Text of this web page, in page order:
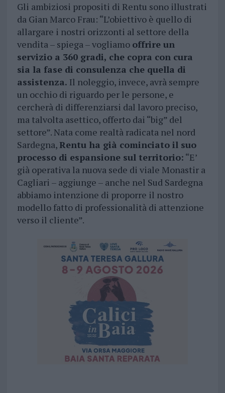
Gli ambiziosi propositi di Rentu sono illustrati
da Gian Marco Frau: “L’obiettivo è quello di
allargare i nostri orizzonti al settore della
vendita – spiega – vogliamo offrire un
servizio a 360 gradi, che copra con cura
sia la fase di consulenza che quella di
assistenza. Il noleggio, invece, avrà sempre
un occhio di riguardo per le persone, e
cercherà di differenziarsi dal lavoro preciso,
ma talvolta asettico, offerto dai “big” del
settore”. Nata come realtà radicata nel nord
Sardegna,Rentu ha già cominciato il suo
processo di espansione sul territorio: “E’
già operativa la nuova sede di viale Monastir a
Cagliari – aggiunge – anche nel Sud Sardegna
abbiamo intenzione di proporre il nostro
modello fatto di professionalità di attenzione
verso il cliente”.